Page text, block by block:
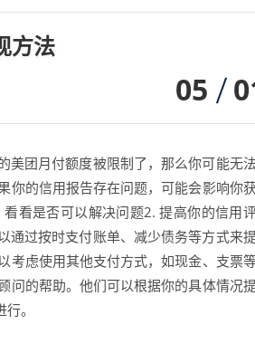
方法
05
美团月付额度被限制了，那么你可能无
你的信用报告存在问题，可能会影响你
看是否可以解决问题2. 提高你的信用
通过按时支付账单、减少债务等方式来
考虑使用其他支付方式，如现金、支票
问的帮助。他们可以根据你的具体情况
。